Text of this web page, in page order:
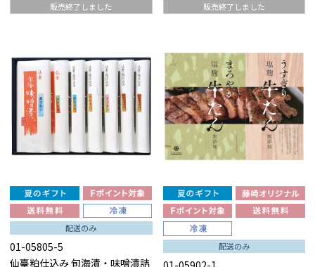
販売終了しました 販売終了しました
配送のみ
01-05805-5
仙臺粕仕込み 旬海漬・味噌漬詰
配送のみ